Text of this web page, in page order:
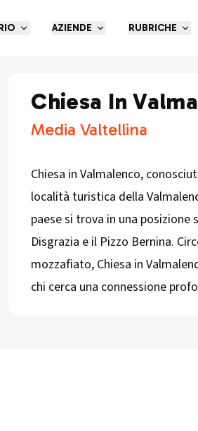
AZIENDE RUBRICHE
Chiesa In
Media Valtellina
Chiesa in Valmalenco,
località turistica della
paese si trova in una
Disgrazia e il Pizzo Bernina.
mozzafiato, Chiesa in
chi cerca una connessione